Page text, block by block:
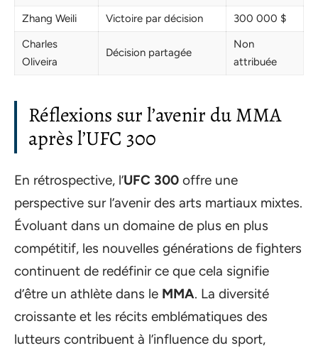
Zhang Weili
Victoire par décision
300 000 $
Charles
Oliveira
Décision partagée
Non
attribuée
Réflexions sur l’avenir du MMA
après l’UFC 300
En rétrospective, l’UFC 300 offre une
perspective sur l’avenir des arts martiaux mixtes.
Évoluant dans un domaine de plus en plus
compétitif, les nouvelles générations de fighters
continuent de redéfinir ce que cela signifie
d’être un athlète dans le MMA. La diversité
croissante et les récits emblématiques des
lutteurs contribuent à l’influence du sport,